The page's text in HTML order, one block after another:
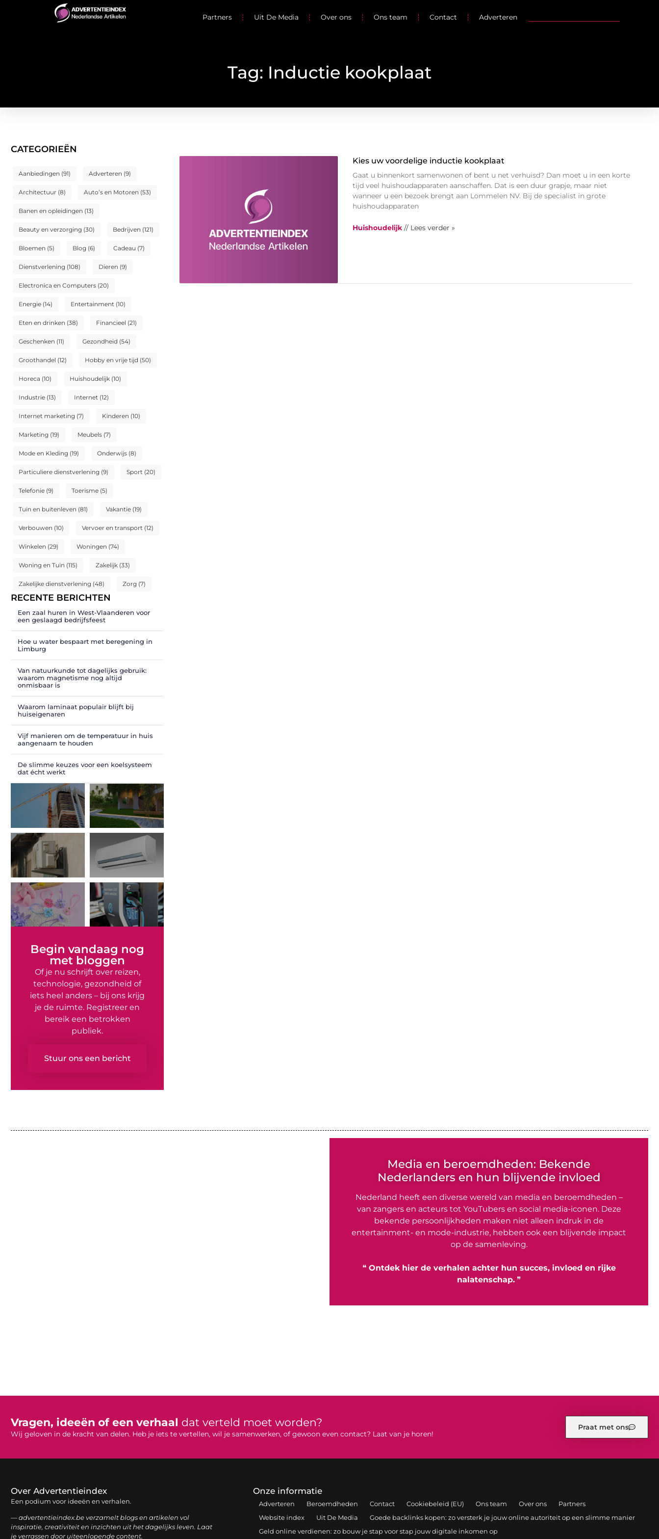
Partners Uit De Media Over ons Ons team Contact Adverteren
Tag: Inductie kookplaat
CATEGORIEËN
Aanbiedingen (91) Adverteren (9)
Architectuur (8) Auto’s en Motoren (53)
Banen en opleidingen (13)
Beauty en verzorging (30) Bedrijven (121)
Bloemen (5) Blog (6) Cadeau (7)
Dienstverlening (108) Dieren (9)
Electronica en Computers (20)
Energie (14) Entertainment (10)
Eten en drinken (38) Financieel (21)
Geschenken (11) Gezondheid (54)
Groothandel (12) Hobby en vrije tijd (50)
Horeca (10) Huishoudelijk (10)
Industrie (13) Internet (12)
Internet marketing (7) Kinderen (10)
Marketing (19) Meubels (7)
Mode en Kleding (19) Onderwijs (8)
Particuliere dienstverlening (9) Sport (20)
Telefonie (9) Toerisme (5)
Tuin en buitenleven (81) Vakantie (19)
Verbouwen (10) Vervoer en transport (12)
Winkelen (29) Woningen (74)
Woning en Tuin (115) Zakelijk (33)
Zakelijke dienstverlening (48) Zorg (7)
RECENTE BERICHTEN
Een zaal huren in West-Vlaanderen voor
een geslaagd bedrijfsfeest
Hoe u water bespaart met beregening in
Limburg
Van natuurkunde tot dagelijks gebruik:
waarom magnetisme nog altijd
onmisbaar is
Waarom laminaat populair blijft bij
huiseigenaren
Vijf manieren om de temperatuur in huis
aangenaam te houden
De slimme keuzes voor een koelsysteem
dat écht werkt
Begin vandaag nog
met bloggen
Of je nu schrijft over reizen,
technologie, gezondheid of
iets heel anders – bij ons krijg
je de ruimte. Registreer en
bereik een betrokken
publiek.
Stuur ons een bericht
Kies uw voordelige inductie kookplaat
Gaat u binnenkort samenwonen of bent u net verhuisd? Dan moet u in een korte
tijd veel huishoudapparaten aanschaffen. Dat is een duur grapje, maar niet
wanneer u een bezoek brengt aan Lommelen NV. Bij de specialist in grote
huishoudapparaten
Huishoudelijk // Lees verder »
Media en beroemdheden: Bekende
Nederlanders en hun blijvende invloed
Nederland heeft een diverse wereld van media en beroemdheden –
van zangers en acteurs tot YouTubers en social media-iconen. Deze
bekende persoonlijkheden maken niet alleen indruk in de
entertainment- en mode-industrie, hebben ook een blijvende impact
op de samenleving.
❝ Ontdek hier de verhalen achter hun succes, invloed en rijke
nalatenschap.❞
Vragen, ideeën of een verhaal dat verteld moet worden?
Wij geloven in de kracht van delen. Heb je iets te vertellen, wil je samenwerken, of gewoon even contact? Laat van je horen!
Praat met ons
Over Advertentieindex
Een podium voor ideeën en verhalen.
— advertentieindex.be verzamelt blogs en artikelen vol
inspiratie, creativiteit en inzichten uit het dagelijks leven. Laat
je verrassen door uiteenlopende content.
Onze informatie
Adverteren Beroemdheden Contact Cookiebeleid (EU) Ons team Over ons
Partners
Website index
Uit De Media
Goede backlinks kopen: zo versterk je jouw online autoriteit op een slimme manier
Geld online verdienen: zo bouw je stap voor stap jouw digitale inkomen op